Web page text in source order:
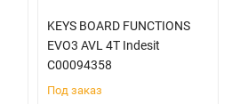
KEYS BOARD FUNCTIONS
EVO3 AVL 4T Indesit
C00094358
Под заказ